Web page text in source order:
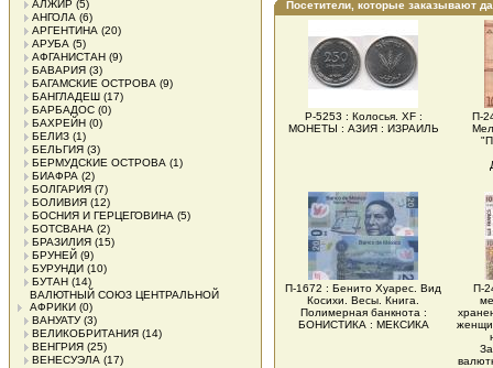
АЛЖИР (5)
АНГОЛА (6)
АРГЕНТИНА (20)
АРУБА (5)
АФГАНИСТАН (9)
БАВАРИЯ (3)
БАГАМСКИЕ ОСТРОВА (9)
БАНГЛАДЕШ (17)
БАРБАДОС (0)
БАХРЕЙН (0)
БЕЛИЗ (1)
БЕЛЬГИЯ (3)
БЕРМУДСКИЕ ОСТРОВА (1)
БИАФРА (2)
БОЛГАРИЯ (7)
БОЛИВИЯ (12)
БОСНИЯ И ГЕРЦЕГОВИНА (5)
БОТСВАНА (2)
БРАЗИЛИЯ (15)
БРУНЕЙ (9)
БУРУНДИ (10)
БУТАН (14)
ВАЛЮТНЫЙ СОЮЗ ЦЕНТРАЛЬНОЙ
АФРИКИ (0)
ВАНУАТУ(3)
ВЕЛИКОБРИТАНИЯ (14)
ВЕНГРИЯ (25)
ВЕНЕСУЭЛА (17)
Посетители, которые заказывают
Р-5253 : Колосья. XF :
МОНЕТЫ : АЗИЯ : ИЗРАИЛЬ
П-
П-1672 : Бенито Хуарес. Вид
Косихи. Весы. Книга.
Полимерная банкнота :
БОНИСТИКА : МЕКСИКА
П-